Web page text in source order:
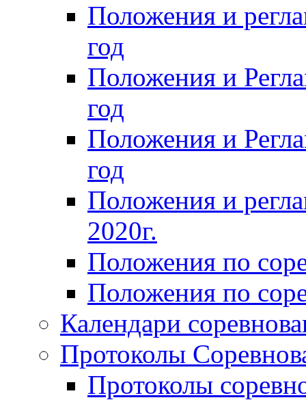
Положения и
год
Положения и
год
Положения и
год
Положения и
2020г.
Положения по
Положения по
Календари
Протоколы
Протоколы